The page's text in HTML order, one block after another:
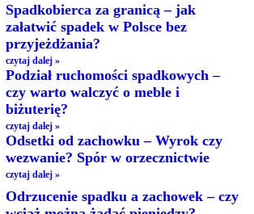
Spadkobierca za granicą – jak
załatwić spadek w Polsce bez
przyjeżdżania?
czytaj dalej »
Podział ruchomości spadkowych –
czy warto walczyć o meble i
biżuterię?
czytaj dalej »
Odsetki od zachowku – Wyrok czy
wezwanie? Spór w orzecznictwie
czytaj dalej »
Odrzucenie spadku a zachowek – czy